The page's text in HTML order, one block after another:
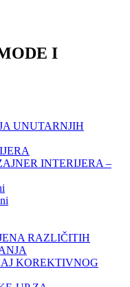
I
UNUTARNJIH
INTERIJERA –
RAZLIČITIH
KOREKTIVNOG